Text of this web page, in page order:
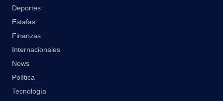
Deportes
Estafas
Finanzas
Internacionales
News
Política
Tecnología